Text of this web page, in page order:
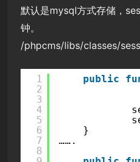
默认是mysql方式存储，
钟。
/phpcms/libs/classes/
1
2
3
4
5
6
7
8
public
}
…….